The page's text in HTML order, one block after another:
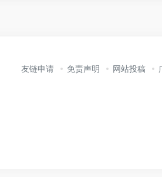
友链申请 免责声明 网站投稿